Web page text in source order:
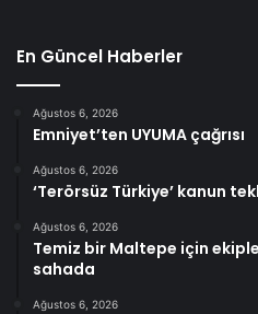
En Güncel Haberler
Ağustos 6, 2026
Emniyet’ten UYUMA çağrısı
Ağustos 6, 2026
‘Terörsüz Türkiye’ kanun
Ağustos 6, 2026
Temiz bir Maltepe için
sahada
Ağustos 6, 2026